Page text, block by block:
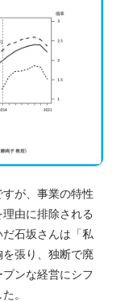
が、事業の特性
由に排除される
石坂さんは「私
張り、独断で廃
ンな経営にシフ
。